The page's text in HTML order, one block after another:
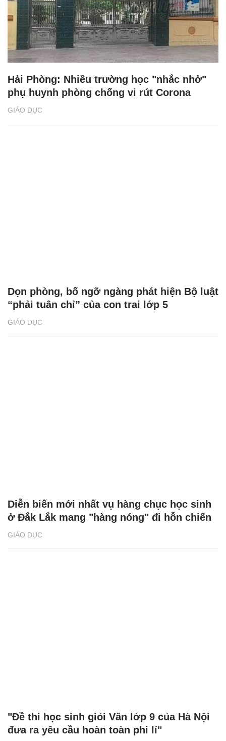
GIÁO DỤC
Hải Phòng: Nhiều trường học "nhắc nhở"
phụ huynh phòng chống vi rút Corona
GIÁO DỤC
Dọn phòng, bố ngỡ ngàng phát hiện Bộ luật
“phải tuân chỉ” của con trai lớp 5
GIÁO DỤC
Diễn biến mới nhất vụ hàng chục học sinh
ở Đắk Lắk mang "hàng nóng" đi hỗn chiến
"Đề thi học sinh giỏi Văn lớp 9 của Hà Nội
đưa ra yêu cầu hoàn toàn phi lí"